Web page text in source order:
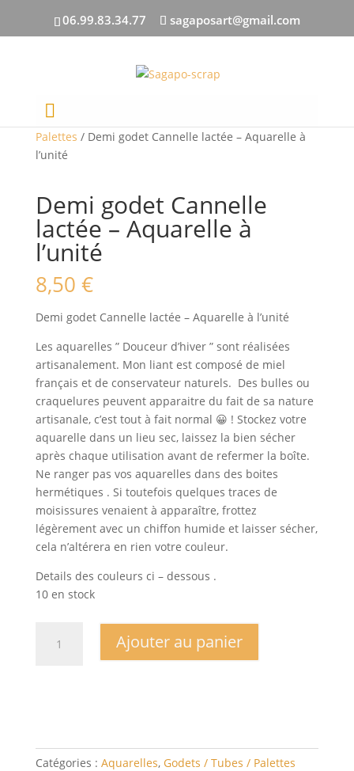
06.99.83.34.77 sagaposart@gmail.com
Accueil
Palettes / Demi godet Cannelle lactée – Aquarelle à
l’unité
Demi godet Cannelle
lactée – Aquarelle à
l’unité
8,50 €
Demi godet Cannelle lactée – Aquarelle à l’unité
Les aquarelles ” Douceur d’hiver ” sont réalisées
artisanalement. Mon liant est composé de miel
français et de conservateur naturels. Des bulles ou
craquelures peuvent apparaitre du fait de sa nature
artisanale, c’est tout à fait normal 😀 ! Stockez votre
aquarelle dans un lieu sec, laissez la bien sécher
après chaque utilisation avant de refermer la boîte.
Ne ranger pas vos aquarelles dans des boites
hermétiques . Si toutefois quelques traces de
moisissures venaient à apparaître, frottez
légèrement avec un chiffon humide et laisser sécher,
cela n’altérera en rien votre couleur.
Details des couleurs ci – dessous .
10 en stock
Aquarelle
Ajouter au panier
Catégories : Aquarelles, Godets / Tubes / Palettes